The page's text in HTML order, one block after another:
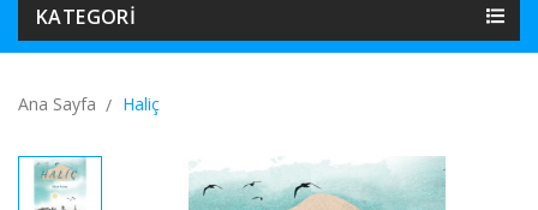
KATEGORI
Ana Sayfa Haliç